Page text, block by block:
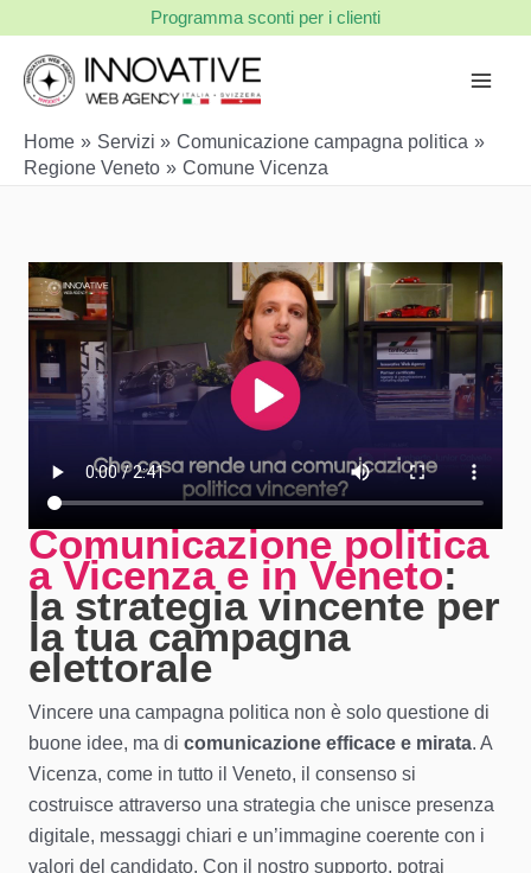
contenuto
Programma sconti per i clienti
Home Servizi
Comunicazione campagna politica
Regione Veneto
Comune Vicenza
Comunicazione politica
a Vicenza e in Veneto:
la strategia vincente per
la tua campagna
elettorale
Vincere una campagna politica non è solo questione di
buone idee, ma di comunicazione efficace e mirata. A
Vicenza, come in tutto il Veneto, il consenso si
costruisce attraverso una strategia che unisce presenza
digitale, messaggi chiari e un’immagine coerente con i
valori del candidato. Con il nostro supporto, potrai